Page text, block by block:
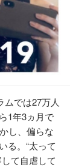
ムでは27万人
1年3ヵ月で
し、偏らな
る。“太って
て自虐して